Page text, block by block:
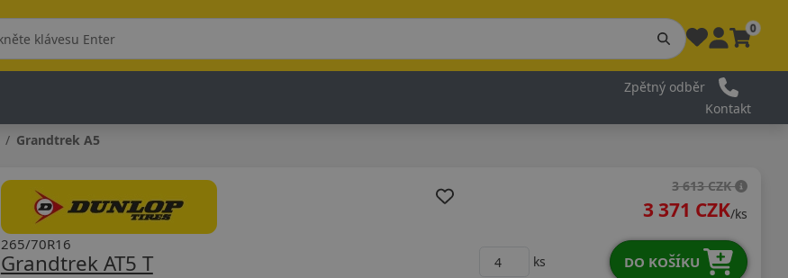
0
Zpětný odběr
Kontakt
Grandtrek A5
Grandtrek AT5 T
265/70R16
3 613 CZK
3 371 CZK/ks
ks DO KOŠÍKU